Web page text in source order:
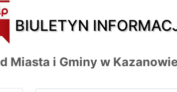
BIULETYN
Miasta i Gminy w